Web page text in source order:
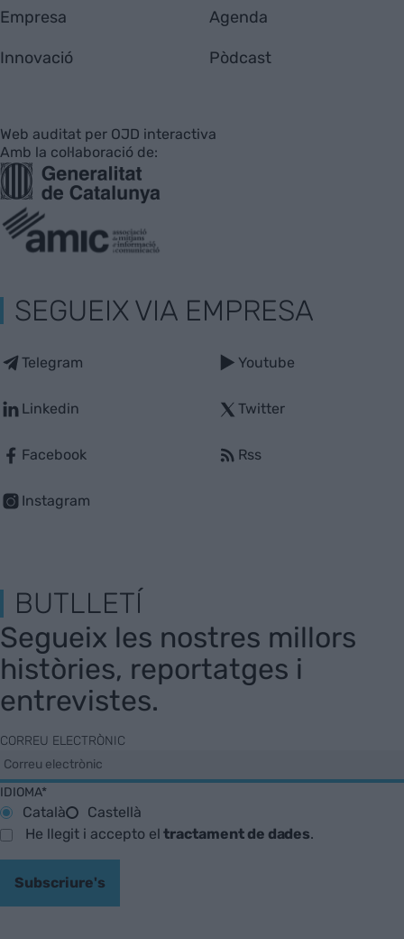
Empresa
Innovació
Agenda
Pòdcast
Web auditat per OJD interactiva
Amb la col·laboració de:
SEGUEIX VIA EMPRESA
Telegram
Linkedin
Facebook
Instagram
Youtube
Twitter
Rss
BUTLLETÍ
Segueix les nostres millors
històries, reportatges i
entrevistes.
CORREU ELECTRÒNIC
IDIOMA*
Català
Castellà
He llegit i accepto eltractament de dades.
Subscriure's